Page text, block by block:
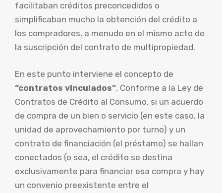
facilitaban créditos preconcedidos o
simplificaban mucho la obtención del crédito a
los compradores, a menudo en el mismo acto de
la suscripción del contrato de multipropiedad.
En este punto interviene el concepto de
“contratos vinculados”. Conforme a la Ley de
Contratos de Crédito al Consumo, si un acuerdo
de compra de un bien o servicio (en este caso, la
unidad de aprovechamiento por turno) y un
contrato de financiación (el préstamo) se hallan
conectados (o sea, el crédito se destina
exclusivamente para financiar esa compra y hay
un convenio preexistente entre el